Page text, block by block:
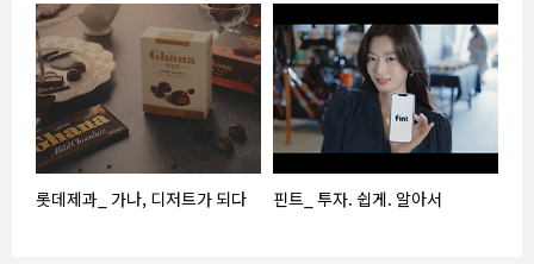
롯데제과_ 가나, 디저트가 되다 핀트_ 투자. 쉽게. 알아서